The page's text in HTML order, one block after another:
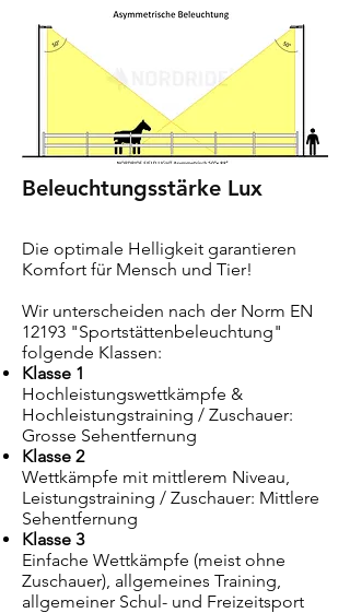
Beleuchtungsstärke Lux
Die optimale Helligkeit garantieren
Komfort für Mensch und Tier!
Wir unterscheiden nach der Norm EN
12193 "Sportstättenbeleuchtung"
folgende Klassen:
Klasse 1
Hochleistungswettkämpfe &
Hochleistungstraining / Zuschauer:
Grosse Sehentfernung
Klasse 2
Wettkämpfe mit mittlerem Niveau,
Leistungstraining / Zuschauer: Mittlere
Sehentfernung
Klasse 3
Einfache Wettkämpfe (meist ohne
Zuschauer), allgemeines Training,
allgemeiner Schul- und Freizeitsport